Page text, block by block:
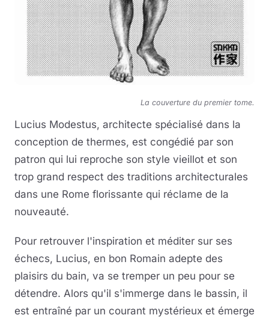
La couverture du premier tome.
Lucius Modestus, architecte spécialisé dans la
conception de thermes, est congédié par son
patron qui lui reproche son style vieillot et son
trop grand respect des traditions architecturales
dans une Rome florissante qui réclame de la
nouveauté.
Pour retrouver l'inspiration et méditer sur ses
échecs, Lucius, en bon Romain adepte des
plaisirs du bain, va se tremper un peu pour se
détendre. Alors qu'il s'immerge dans le bassin, il
est entraîné par un courant mystérieux et émerge